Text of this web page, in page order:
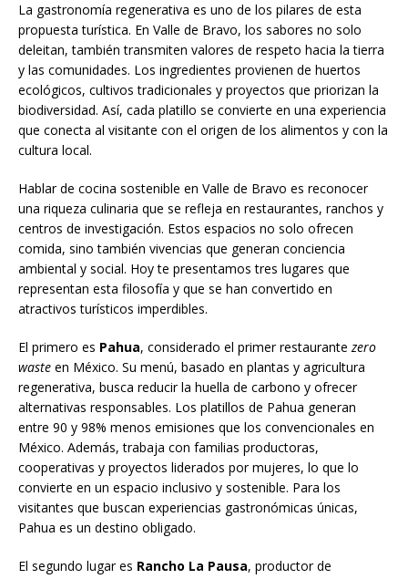
La gastronomía regenerativa es uno de los pilares de esta
propuesta turística. En Valle de Bravo, los sabores no solo
deleitan, también transmiten valores de respeto hacia la tierra
y las comunidades. Los ingredientes provienen de huertos
ecológicos, cultivos tradicionales y proyectos que priorizan la
biodiversidad. Así, cada platillo se convierte en una experiencia
que conecta al visitante con el origen de los alimentos y con la
cultura local.
Hablar de cocina sostenible en Valle de Bravo es reconocer
una riqueza culinaria que se refleja en restaurantes, ranchos y
centros de investigación. Estos espacios no solo ofrecen
comida, sino también vivencias que generan conciencia
ambiental y social. Hoy te presentamos tres lugares que
representan esta filosofía y que se han convertido en
atractivos turísticos imperdibles.
El primero es Pahua, considerado el primer restaurantezero
waste en México. Su menú, basado en plantas y agricultura
regenerativa, busca reducir la huella de carbono y ofrecer
alternativas responsables. Los platillos de Pahua generan
entre 90 y 98% menos emisiones que los convencionales en
México. Además, trabaja con familias productoras,
cooperativas y proyectos liderados por mujeres, lo que lo
convierte en un espacio inclusivo y sostenible. Para los
visitantes que buscan experiencias gastronómicas únicas,
Pahua es un destino obligado.
El segundo lugar es Rancho La Pausa, productor de